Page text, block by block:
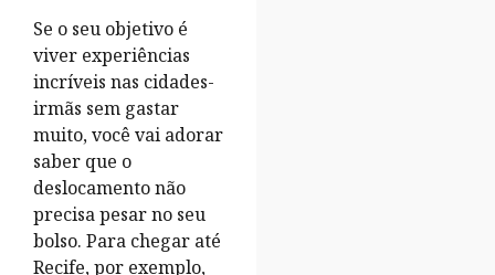
Se o seu objetivo é
viver experiências
incríveis nas cidades-
irmãs sem gastar
muito, você vai adorar
saber que o
deslocamento não
precisa pesar no seu
bolso. Para chegar até
Recife, por exemplo,